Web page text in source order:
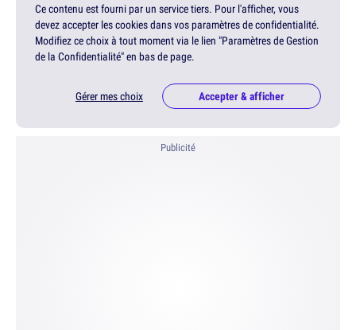
Ce contenu est fourni par un service tiers. Pour l'afficher, vous
devez accepter les cookies dans vos paramètres de confidentialité.
Modifiez ce choix à tout moment via le lien "Paramètres de Gestion
de la Confidentialité" en bas de page.
Gérer mes choix Accepter & afficher
Publicité